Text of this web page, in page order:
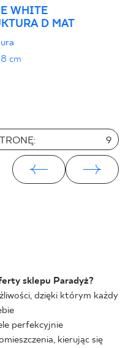
WHITE
D MAT
cm
9
sklepu Paradyż?
dzięki którym każdy
perfekcyjnie
kierując się